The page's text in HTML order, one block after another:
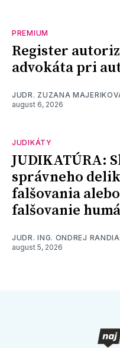
PREMIUM
Register
advokáta pri
JUDR. ZUZANA
august 6, 2026
JUDIKÁTY
JUDIKATÚRA:
správneho
falšovania
falšovanie
JUDR. ING. ONDREJ
august 5, 2026